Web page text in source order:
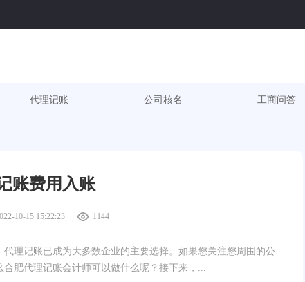
代理记账 公司核名 工商问答
账费用入账
10-15 15:22:23 1144
理记账已成为大多数企业的主要选择。如果您关注您周围的公
肥代理记账会计师可以做什么呢？接下来，...